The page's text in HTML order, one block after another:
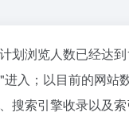
划浏览人数已经达
"进入；以目前的网站
搜索引擎收录以及